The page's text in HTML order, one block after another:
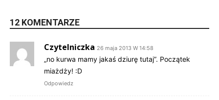
12 KOMENTARZE
Czytelniczka 26 maja 2013 W 14:58
„no kurwa mamy jakaś dziurę tutaj”. Początek
miażdży! :D
Odpowiedz